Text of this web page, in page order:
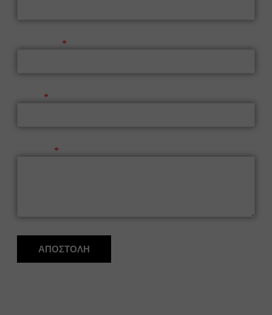
ΑΠΟΣΤΟΛΗ